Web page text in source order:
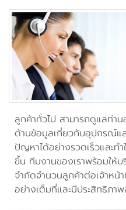
ลูกค้าทั่วไป สามารถดูแลท่า
ด้านข้อมูลเกี่ยวกับอุปกรณ์แล
ปัญหาได้อย่างรวดเร็วและท
ขึ้น ทีมงานของเราพร้อมให้
จำกัดจำนวนลูกค้าต่อเจ้าหน้า
อย่างเต็มที่และมีประสิทธิภา